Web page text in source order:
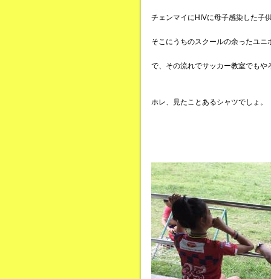
チェンマイにHIVに母子感染した子
そこにうちのスクールの余ったユ
で、その流れでサッカー教室でもや
ホレ、見たことあるシャツでしょ。